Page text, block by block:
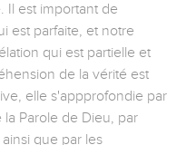
Il est important de
est parfaite, et notre
qui est partielle et
de la vérité est
elle s'appprofondie par
la Parole de Dieu, par
que par les